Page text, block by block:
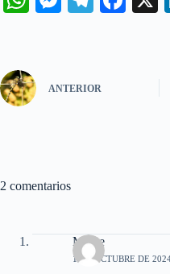
A
pp
ng a
ANTERIOR
2 comentarios
Merce
1 DE OCTUBRE DE